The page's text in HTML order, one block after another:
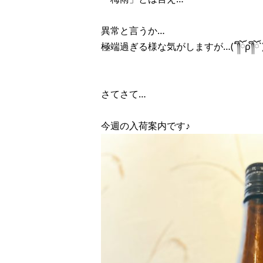
異常と言うか…
極端過ぎる様な気がしますが…(´༎ຶོρ༎ຶོ
さてさて…
今週の入荷案内です♪